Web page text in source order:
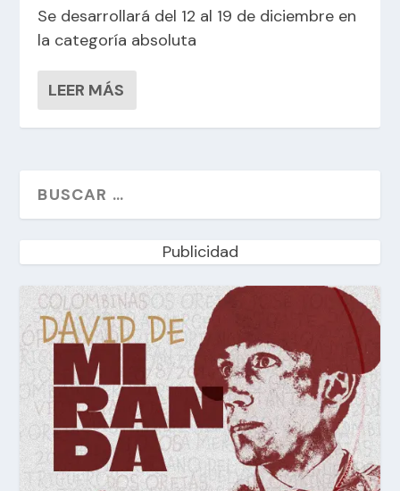
Se desarrollará del 12 al 19 de diciembre en
la categoría absoluta
LEER MÁS
Publicidad